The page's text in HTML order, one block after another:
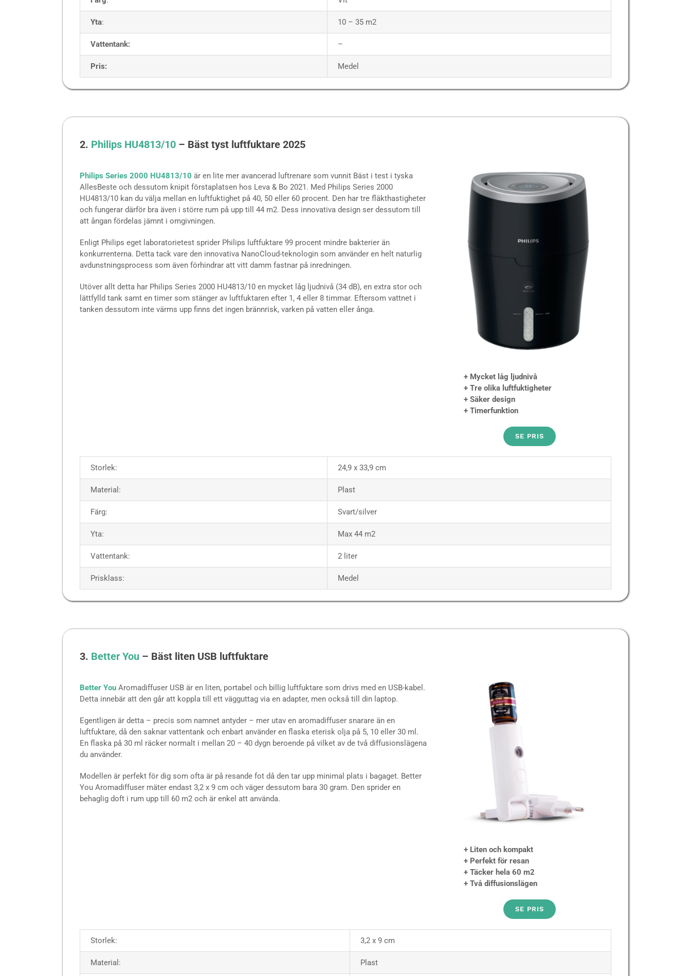
Yta: 10 – 35 m2
Vattentank: –
Pris: Medel
2. Philips HU4813/10– Bäst tyst luftfuktare 2025
Philips Series 2000 HU4813/10 är en lite mer avancerad luftrenare som vunnit Bäst i test i tyska
AllesBeste och dessutom knipit förstaplatsen hos Leva & Bo 2021. Med Philips Series 2000
HU4813/10 kan du välja mellan en luftfuktighet på 40, 50 eller 60 procent. Den har tre fläkthastigheter
och fungerar därför bra även i större rum på upp till 44 m2. Dess innovativa design ser dessutom till
att ångan fördelas jämnt i omgivningen.
Enligt Philips eget laboratorietest sprider Philips luftfuktare 99 procent mindre bakterier än
konkurrenterna. Detta tack vare den innovativa NanoCloud-teknologin som använder en helt naturlig
avdunstningsprocess som även förhindrar att vitt damm fastnar på inredningen.
Utöver allt detta har Philips Series 2000 HU4813/10 en mycket låg ljudnivå (34 dB), en extra stor och
lättfylld tank samt en timer som stänger av luftfuktaren efter 1, 4 eller 8 timmar. Eftersom vattnet i
tanken dessutom inte värms upp finns det ingen brännrisk, varken på vatten eller ånga.
+ Mycket låg ljudnivå
+ Tre olika luftfuktigheter
+ Säker design
+ Timerfunktion
SE PRIS
Storlek: 24,9 x 33,9 cm
Material: Plast
Färg: Svart/silver
Yta: Max 44 m2
Vattentank: 2 liter
Prisklass: Medel
3. Better You– Bäst liten USB luftfuktare
Better YouAromadiffuser USB är en liten, portabel och billig luftfuktare som drivs med en USB-kabel.
Detta innebär att den går att koppla till ett vägguttag via en adapter, men också till din laptop.
Egentligen är detta – precis som namnet antyder – mer utav en aromadiffuser snarare än en
luftfuktare, då den saknar vattentank och enbart använder en flaska eterisk olja på 5, 10 eller 30 ml.
En flaska på 30 ml räcker normalt i mellan 20 – 40 dygn beroende på vilket av de två diffusionslägena
du använder.
Modellen är perfekt för dig som ofta är på resande fot då den tar upp minimal plats i bagaget. Better
You Aromadiffuser mäter endast 3,2 x 9 cm och väger dessutom bara 30 gram. Den sprider en
behaglig doft i rum upp till 60 m2 och är enkel att använda.
+ Liten och kompakt
+ Perfekt för resan
+ Täcker hela 60 m2
+ Två diffusionslägen
SE PRIS
Storlek: 3,2 x 9 cm
Material: Plast